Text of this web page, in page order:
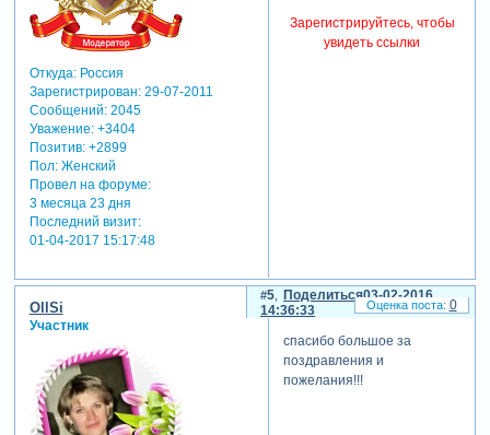
Откуда:Россия
Зарегистрирован: 29-07-2011
Сообщений:2045
Уважение: +3404
Позитив: +2899
Пол:Женский
Провел на форуме:
3 месяца 23 дня
Последний визит:
01-04-2017 15:17:48
Зарегистрируйтесь, чтобы
увидеть ссылки
Поделиться
5
03-02-2016
14:36:33
OllSi
Участник
спасибо большое за
поздравления и
пожелания!!!
0